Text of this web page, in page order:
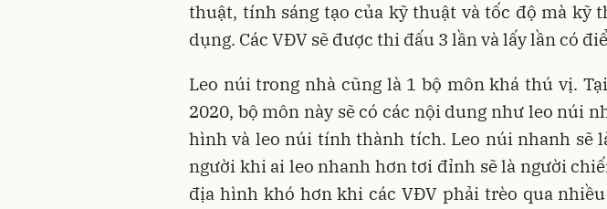
thuật, tính sáng tạo của kỹ thuật và tốc độ mà kỹ
dụng. Các VĐV sẽ được thi đấu 3 lần và lấy lần có
Leo núi trong nhà cũng là 1 bộ môn khá thú vị.
2020, bộ môn này sẽ có các nội dung như leo núi
hình và leo núi tính thành tích. Leo núi nhanh sẽ
người khi ai leo nhanh hơn tơi đỉnh sẽ là người
địa hình khó hơn khi các VĐV phải trèo qua